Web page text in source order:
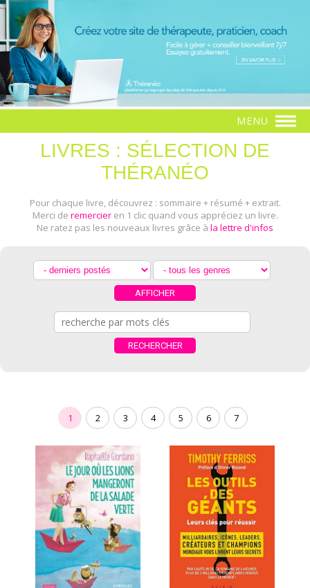
MENU
LIVRES : SÉLECTION DE
THÉRANÉO
Pour chaque livre, découvrez : sommaire + résumé + extrait.
Merci de remercieren 1 clic quand vous appréciez un livre.
Ne ratez pas les nouveaux livres grâce à la lettre d'infos
1 2 3 4 5 6 7